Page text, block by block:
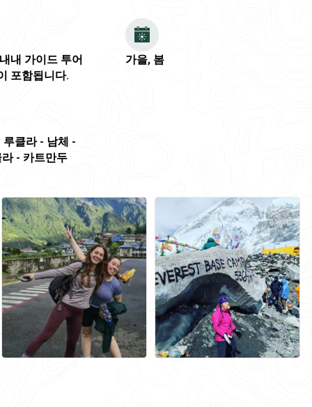
내 가이드 투어
포함됩니다.
가을, 봄
클라 - 남체 -
- 카트만두